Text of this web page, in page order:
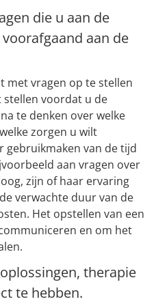
die u aan de
aan de
met vragen op te stellen
stellen voordat u de
te denken over welke
zorgen u wilt
gebruikmaken van de tijd
aan vragen over
zijn of haar ervaring
verwachte duur van de
Het opstellen van een
en om het
therapie
te hebben.